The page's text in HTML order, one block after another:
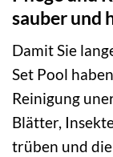
sauber und
Damit Sie
Set Pool
Reinigung
Blätter,
trüben und